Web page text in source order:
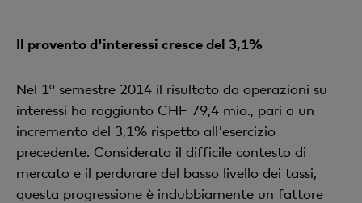
Il provento d'interessi cresce del 3,1%
Nel 1° semestre 2014 il risultato da operazioni su
interessi ha raggiunto CHF 79,4 mio., pari a un
incremento del 3,1% rispetto all'esercizio
precedente. Considerato il difficile contesto di
mercato e il perdurare del basso livello dei tassi,
questa progressione è indubbiamente un fattore